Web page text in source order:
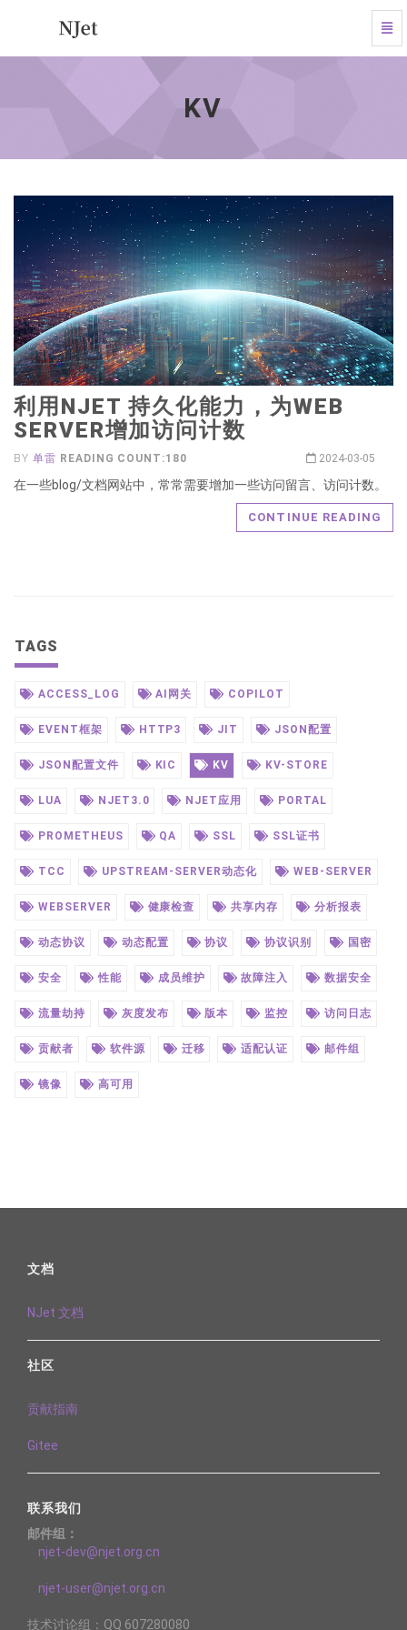
KV
KV
利用NJET 持久化能力，为WEB
SERVER增加访问计数
BY 单雷 READING COUNT:180 2024-03-05
在一些blog/文档网站中，常常需要增加一些访问留言、访问计数。
CONTINUE READING
TAGS
ACCESS_LOG AI网关 COPILOT
EVENT框架 HTTP3 JIT JSON配置
JSON配置文件 KIC KV KV-STORE
LUA NJET3.0 NJET应用 PORTAL
PROMETHEUS QA SSL SSL证书
TCC UPSTREAM-SERVER动态化 WEB-SERVER
WEBSERVER 健康检查 共享内存 分析报表
动态协议 动态配置 协议 协议识别 国密
安全 性能 成员维护 故障注入 数据安全
流量劫持 灰度发布 版本 监控 访问日志
贡献者 软件源 迁移 适配认证 邮件组
镜像 高可用
文档
NJet 文档
社区
贡献指南
Gitee
联系我们
邮件组：
njet-dev@njet.org.cn
njet-user@njet.org.cn
技术讨论组：QQ 607280080